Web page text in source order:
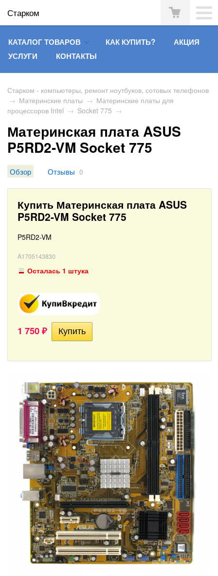
Старком
КАТАЛОГ ТОВАРОВ КАК КУПИТЬ?
АКЦИЯ
УСЛУГИ
КОНТАКТЫ
Старком - компьютеры, ремонт ноутбуков, сотовых телефонов
→ Материнские платы → Материнские платы для
процессоров Intel → Socket 775 →
Материнская плата ASUS
P5RD2-VM Socket 775
Обзор Отзывы 0
Купить Материнская плата ASUS
P5RD2-VM Socket 775
P5RD2-VM
A1705143830
Осталась 1 штука
1 750 ₽